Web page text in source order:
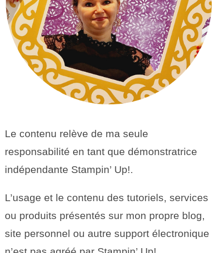
Le contenu relève de ma seule
responsabilité en tant que démonstratrice
indépendante Stampin’ Up!.
L’usage et le contenu des tutoriels, services
ou produits présentés sur mon propre blog,
site personnel ou autre support électronique